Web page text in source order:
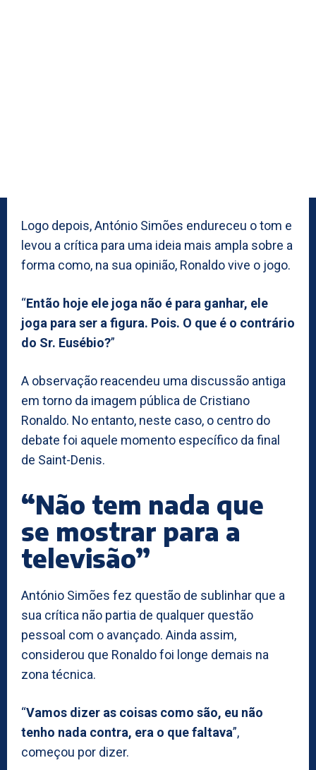
Logo depois, António Simões endureceu o tom e
levou a crítica para uma ideia mais ampla sobre a
forma como, na sua opinião, Ronaldo vive o jogo.
“Então hoje ele joga não é para ganhar, ele
joga para ser a figura. Pois. O que é o contrário
do Sr. Eusébio?”
A observação reacendeu uma discussão antiga
em torno da imagem pública de Cristiano
Ronaldo. No entanto, neste caso, o centro do
debate foi aquele momento específico da final
de Saint-Denis.
“Não tem nada que
se mostrar para a
televisão”
António Simões fez questão de sublinhar que a
sua crítica não partia de qualquer questão
pessoal com o avançado. Ainda assim,
considerou que Ronaldo foi longe demais na
zona técnica.
“Vamos dizer as coisas como são, eu não
tenho nada contra, era o que faltava”,
começou por dizer.